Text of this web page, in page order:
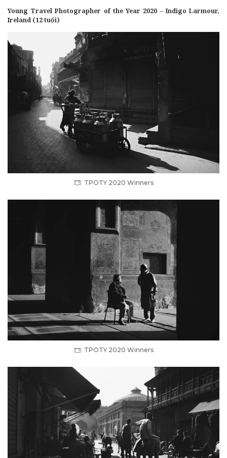
Young Travel Photographer of the Year 2020 – Indigo Larmour,
Ireland (12 tuổi)
TPOTY 2020 Winners
TPOTY 2020 Winners